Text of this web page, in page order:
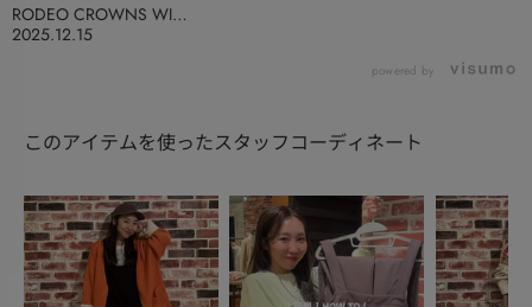
2025.12.15
RODEO CROWNS WIDE
BOWL
powered by
このアイテムを使ったスタッフコーディネート